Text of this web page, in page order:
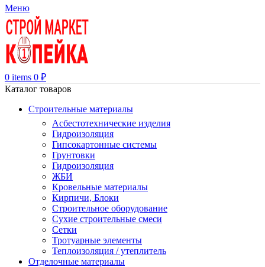
Меню
0 items 0 ₽
Каталог товаров
Строительные материалы
Асбестотехнические изделия
Гидроизоляция
Гипсокартонные системы
Грунтовки
Гидроизоляция
ЖБИ
Кровельные материалы
Кирпичи, Блоки
Строительное оборудование
Сухие строительные смеси
Сетки
Тротуарные элементы
Теплоизоляция / утеплитель
Отделочные материалы